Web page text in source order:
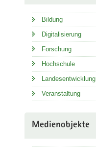
Bildung
Digitalisierung
Forschung
Hochschule
Landesentwicklung
Veranstaltung
Medienobjekte